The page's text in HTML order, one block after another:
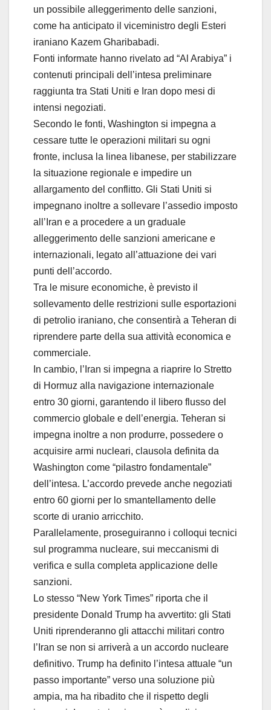
un possibile alleggerimento delle sanzioni,
come ha anticipato il viceministro degli Esteri
iraniano Kazem Gharibabadi.
Fonti informate hanno rivelato ad “Al Arabiya” i
contenuti principali dell’intesa preliminare
raggiunta tra Stati Uniti e Iran dopo mesi di
intensi negoziati.
Secondo le fonti, Washington si impegna a
cessare tutte le operazioni militari su ogni
fronte, inclusa la linea libanese, per stabilizzare
la situazione regionale e impedire un
allargamento del conflitto. Gli Stati Uniti si
impegnano inoltre a sollevare l’assedio imposto
all’Iran e a procedere a un graduale
alleggerimento delle sanzioni americane e
internazionali, legato all’attuazione dei vari
punti dell’accordo.
Tra le misure economiche, è previsto il
sollevamento delle restrizioni sulle esportazioni
di petrolio iraniano, che consentirà a Teheran di
riprendere parte della sua attività economica e
commerciale.
In cambio, l’Iran si impegna a riaprire lo Stretto
di Hormuz alla navigazione internazionale
entro 30 giorni, garantendo il libero flusso del
commercio globale e dell’energia. Teheran si
impegna inoltre a non produrre, possedere o
acquisire armi nucleari, clausola definita da
Washington come “pilastro fondamentale”
dell’intesa. L’accordo prevede anche negoziati
entro 60 giorni per lo smantellamento delle
scorte di uranio arricchito.
Parallelamente, proseguiranno i colloqui tecnici
sul programma nucleare, sui meccanismi di
verifica e sulla completa applicazione delle
sanzioni.
Lo stesso “New York Times” riporta che il
presidente Donald Trump ha avvertito: gli Stati
Uniti riprenderanno gli attacchi militari contro
l’Iran se non si arriverà a un accordo nucleare
definitivo. Trump ha definito l’intesa attuale “un
passo importante” verso una soluzione più
ampia, ma ha ribadito che il rispetto degli